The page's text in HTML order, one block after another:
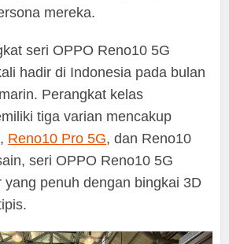
mereka.
seri OPPO Reno10 5G
hadir di Indonesia pada bulan
Perangkat kelas
tiga varian mencakup
Reno10 Pro 5G, dan Reno10
seri OPPO Reno10 5G
yang penuh dengan bingkai 3D